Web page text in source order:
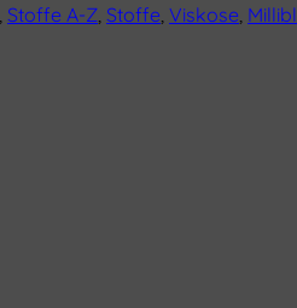
Stoffe A-Z Stoffe Viskose